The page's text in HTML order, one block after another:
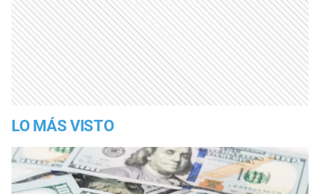
LO MÁS VISTO